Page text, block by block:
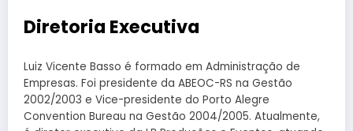
Diretoria Executiva
Luiz Vicente Basso é formado em Administração de
Empresas. Foi presidente da ABEOC-RS na Gestão
2002/2003 e Vice-presidente do Porto Alegre
Convention Bureau na Gestão 2004/2005. Atualmente,